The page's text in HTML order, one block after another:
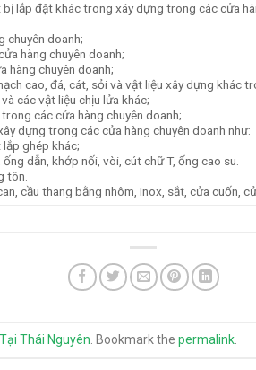
lắp đặt khác trong xây dựng trong các cửa
chuyên doanh;
hàng chuyên doanh;
hàng chuyên doanh;
cao, đá, cát, sỏi và vật liệu xây dựng khác
các vật liệu chịu lửa khác;
các cửa hàng chuyên doanh;
dựng trong các cửa hàng chuyên doanh như:
ghép khác;
dẫn, khớp nối, vòi, cút chữ T, ống cao su.
tôn.
cầu thang bằng nhôm, Inox, sắt, cửa cuốn,
Thái Nguyên. Bookmark the permalink.